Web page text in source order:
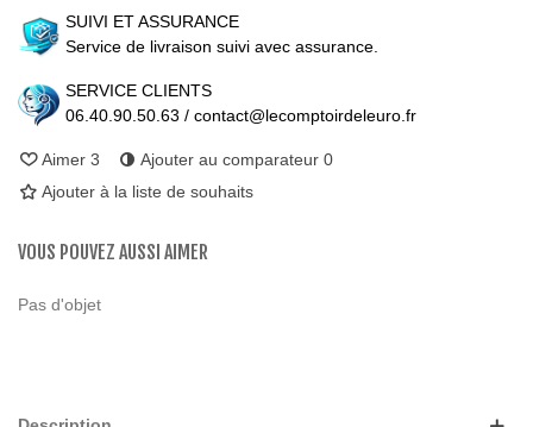
SUIVI ET ASSURANCE
Service de livraison suivi avec assurance.
SERVICE CLIENTS
06.40.90.50.63 / contact@lecomptoirdeleuro.fr
Aimer 3 Ajouter au comparateur 0
Ajouter à la liste de souhaits
VOUS POUVEZ AUSSI AIMER
Pas d'objet